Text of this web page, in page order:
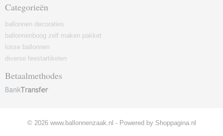
Categorieën
ballonnen decoraties
ballonnenboog zelf maken pakket
losse ballonnen
diverse feestartikelen
Betaalmethodes
© 2026 www.ballonnenzaak.nl - Powered by Shoppagina.nl